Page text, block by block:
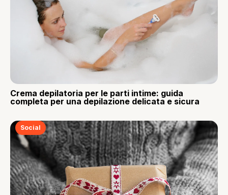
Crema depilatoria per le parti intime: guida
completa per una depilazione delicata e sicura
Social